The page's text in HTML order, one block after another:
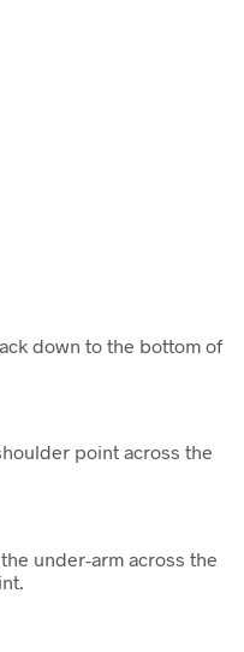
down to the bottom of
point across the
under-arm across the